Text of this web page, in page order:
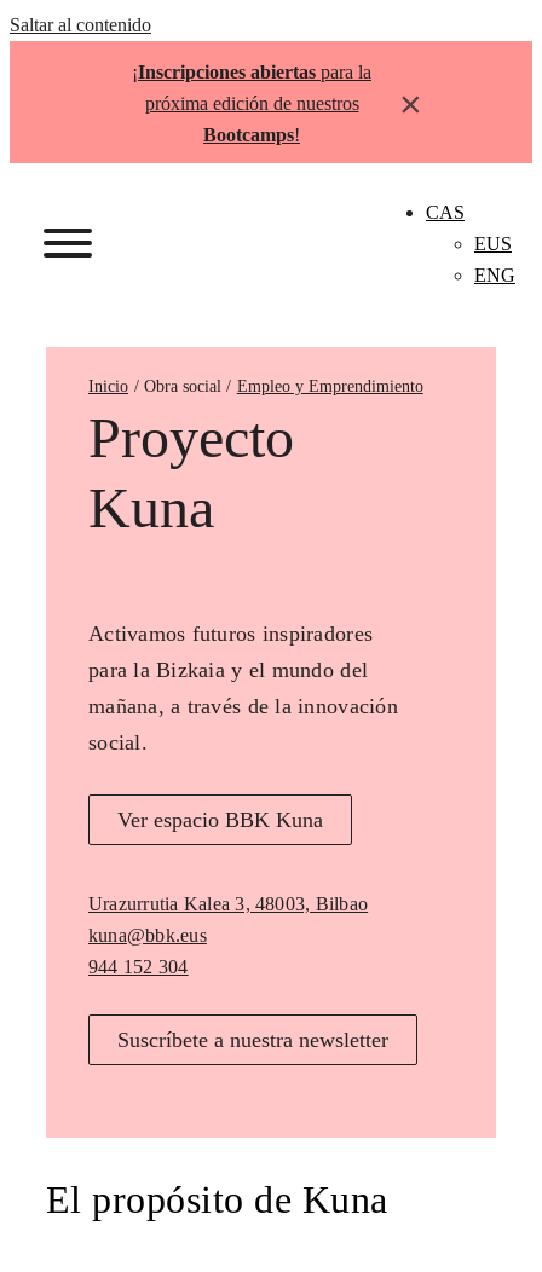
Saltar al contenido
¡Inscripciones abiertas para la
próxima edición de nuestros
Bootcamps!
×
CAS
EUS
ENG
Inicio Empleo y Emprendimiento
Proyecto
Kuna
Activamos futuros inspiradores
para la Bizkaia y el mundo del
mañana, a través de la innovación
social.
Ver espacio BBK Kuna
Urazurrutia Kalea 3, 48003, Bilbao
kuna@bbk.eus
944 152 304
Suscríbete a nuestra newsletter
El propósito de Kuna